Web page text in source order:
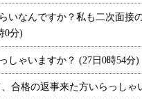
いなんですか？私も二次面接
0分)
しゃいますか？ (27日0時54分)
合格の返事来た方いらっしゃ